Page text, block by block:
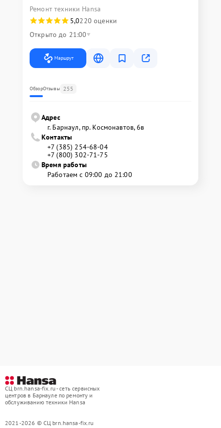
Ремонт техники Hansa
5,0220 оценки
Открыто до 21:00
Маршрут
ОбзорОтзывы 255
Адрес
г. Барнаул, ​пр. Космонавтов, 6в
Контакты
+7 (385) 254-68-04
+7 (800) 302-71-75
Время работы
Работаем с 09:00 до 21:00
СЦ brn.hansa-fix.ru - сеть сервисных
центров в Барнауле по ремонту и
обслуживанию техники Hansa
2021-2026 © СЦ brn.hansa-fix.ru